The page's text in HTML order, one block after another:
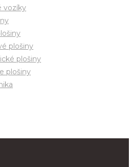
vozíky
plošiny
plošiny
plošiny